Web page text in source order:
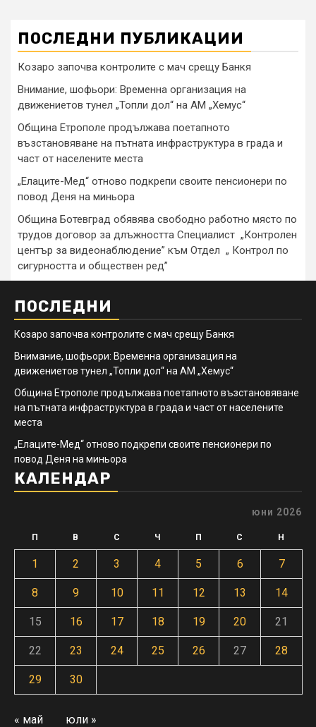
ПОСЛЕДНИ ПУБЛИКАЦИИ
Козаро започва контролите с мач срещу Банкя
Внимание, шофьори: Временна организация на
движениетов тунел „Топли дол“ на АМ „Хемус“
Община Етрополе продължава поетапното
възстановяване на пътната инфраструктура в града и
част от населените места
„Елаците-Мед“ отново подкрепи своите пенсионери по
повод Деня на миньора
Община Ботевград обявява свободно работно място по
трудов договор за длъжността Специалист „Контролен
център за видеонаблюдение” към Отдел „ Контрол по
сигурността и обществен ред”
ПОСЛЕДНИ
Козаро започва контролите с мач срещу Банкя
Внимание, шофьори: Временна организация на
движениетов тунел „Топли дол“ на АМ „Хемус“
Община Етрополе продължава поетапното възстановяване
на пътната инфраструктура в града и част от населените
места
„Елаците-Мед“ отново подкрепи своите пенсионери по
повод Деня на миньора
КАЛЕНДАР
юни 2026
П В С Ч П С Н
1 2 3 4 5 6 7
8 9 10 11 12 13 14
15 16 17 18 19 20 21
22 23 24 25 26 27 28
29 30
« май юли »